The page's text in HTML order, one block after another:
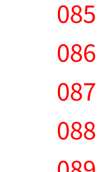
085
086
087
088